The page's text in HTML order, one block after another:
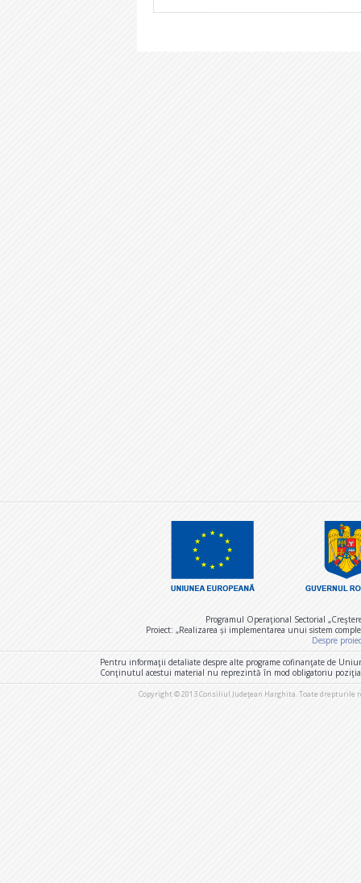
Programul Operaţional Sectorial
Proiect: „Realizarea și implementarea unui sistem
Despre
Pentru informaţii detaliate despre alte programe cofinanţate de
Conţinutul acestui material nu reprezintă în mod obligatoriu
Copyright © 2013 Consiliul Judeţean Harghita. Toate drepturile